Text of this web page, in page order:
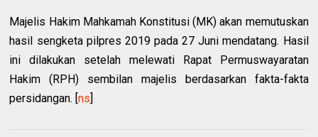
Majelis Hakim Mahkamah Konstitusi (MK) akan memutuskan
hasil sengketa pilpres 2019 pada 27 Juni mendatang. Hasil
ini dilakukan setelah melewati Rapat Permuswayaratan
Hakim (RPH) sembilan majelis berdasarkan fakta-fakta
persidangan. [ns]